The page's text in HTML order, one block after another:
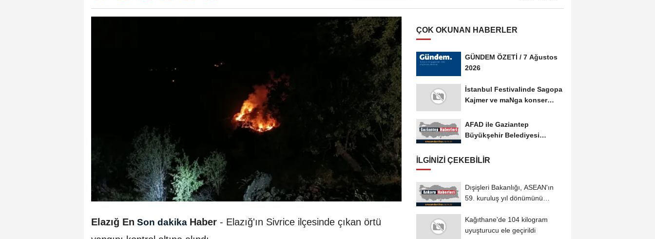
Elazığ En Son dakika Haber - Elazığ'ın Sivrice ilçesinde çıkan örtü
ÇOK OKUNAN HABERLER
GÜNDEM ÖZETİ / 7 Ağustos
2026
İstanbul Festivalinde Sagopa
Kajmer ve maNga konser
AFAD ile Gaziantep
Büyükşehir Belediyesi
İLGINIZI ÇEKEBILIR
Dışişleri Bakanlığı, ASEAN'ın
59. kuruluş yıl dönümünü
Kağıthane'de 104 kilogram
uyuşturucu ele geçirildi